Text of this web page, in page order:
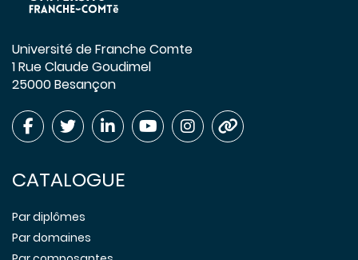
Université de Franche Comte
1 Rue Claude Goudimel
25000 Besançon
CATALOGUE
Par diplômes
Par domaines